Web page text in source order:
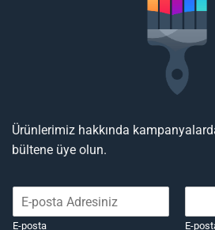
Ürünlerimiz hakkında
bültene üye olun.
E-posta E-